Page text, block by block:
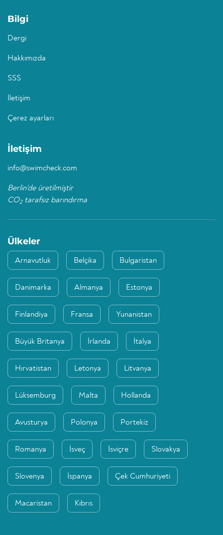
Bilgi
Dergi
Hakkımızda
SSS
İletişim
Çerez ayarları
İletişim
info@swimcheck.com
Berlin'de üretilmiştir
CO2tarafsız barındırma
Ülkeler
Arnavutluk Belçika Bulgaristan
Danimarka Almanya Estonya
Finlandiya Fransa Yunanistan
Büyük Britanya İrlanda İtalya
Hırvatistan Letonya Litvanya
Lüksemburg Malta Hollanda
Avusturya Polonya Portekiz
Romanya İsveç İsviçre Slovakya
Slovenya İspanya Çek Cumhuriyeti
Macaristan Kıbrıs